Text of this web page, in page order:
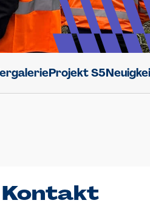
Projekt S5
Kontakt